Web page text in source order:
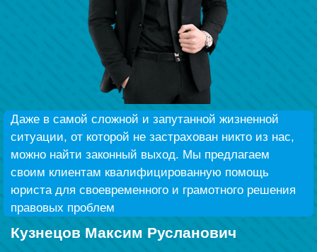
Даже в самой сложной и запутанной жизненной
ситуации, от которой не застрахован никто из нас,
можно найти законный выход. Мы предлагаем
своим клиентам квалифицированную помощь
юриста для своевременного и грамотного решения
правовых проблем
Кузнецов Максим Русланович